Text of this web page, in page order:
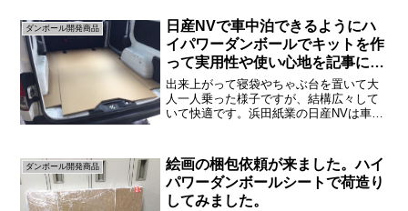
ダンボール開発商品
日産NVで車中泊できるようにハ
イパワーダンボールでキットを作
って実用性や使い心地を記事にし
ました。
出来上がって寝袋やちゃぶ台を置いて大
人一人乗った様子ですが、結構広々して
いて快適です。浜田紙業の日産NVは車の
ボールシートは加工しやすいのでシート
がある場合の加工をすれ...
ダンボール開発商品
絵画の梱包依頼が来ました。ハイ
パワーダンボールシートで荷造り
してみました。